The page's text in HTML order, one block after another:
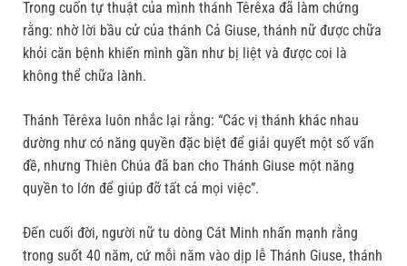
Trong cuốn tự thuật của mình thánh Têrêxa đã làm chứng
rằng: nhờ lời bầu cử của thánh Cả Giuse, thánh nữ được chữa
khỏi căn bệnh khiến mình gần như bị liệt và được coi là
không thể chữa lành.
Thánh Têrêxa luôn nhắc lại rằng: “Các vị thánh khác nhau
dường như có năng quyền đặc biệt để giải quyết một số vấn
đề, nhưng Thiên Chúa đã ban cho Thánh Giuse một năng
quyền to lớn để giúp đỡ tất cả mọi việc”.
Đến cuối đời, người nữ tu dòng Cát Minh nhấn mạnh rằng
trong suốt 40 năm, cứ mỗi năm vào dịp lễ Thánh Giuse, thánh